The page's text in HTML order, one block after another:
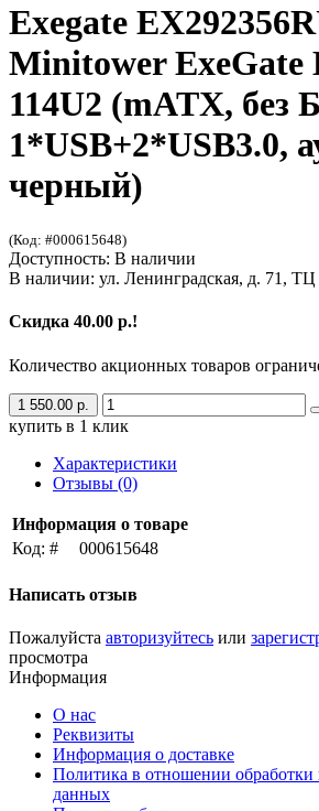
Exegate
Minitower ExeGate
114U2 (mATX, без
1*USB+2*USB3.0,
черный)
(Код: #000615648)
Доступность: В наличии
В наличии: ул. Ленинградская, д. 71,
Скидка 40.00 р.!
Количество акционных товаров
1 550.00 р.
купить в 1 клик
Характеристики
Отзывы (0)
Информация о товаре
Код: #
000615648
Написать отзыв
Пожалуйста авторизуйтесь или
просмотра
Информация
О нас
Реквизиты
Информация о доставке
Политика в отношении обработки
данных